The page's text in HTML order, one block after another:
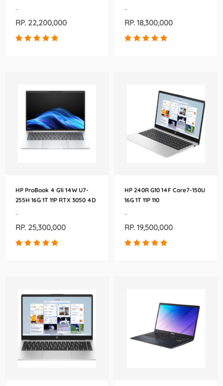
-
RP. 22,200,000
-
RP. 18,300,000
HP ProBook 4 G1i 14W U7-
255H 16G 1T 11P RTX 3050 4D
-
RP. 25,300,000
HP 240R G10 14F Core7-150U
16G 1T 11P 110
-
RP. 19,500,000